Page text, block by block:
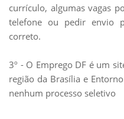
currículo, algumas vagas
telefone ou pedir envio
correto.
3º - O Emprego DF é um
região da Brasília e
nenhum processo seletivo